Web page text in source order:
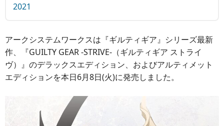
2021
アークシステムワークスは『ギルティギア』シリーズ最新
作、『GUILTY GEAR -STRIVE-（ギルティギア ストライ
ヴ）』のデラックスエディション、およびアルティメット
エディションを本日6月8日(火)に発売しました。